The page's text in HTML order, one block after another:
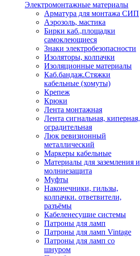
Электромонтажные материалы
Арматура для монтажа СИП
Аэрозоль, мастика
Бирки каб.,площадки
самоклеющиеся
Знаки электробезопасности
Изоляторы, колпачки
Изоляционные материалы
Каб.бандаж.Стяжки
кабельные (хомуты)
Крепеж
Крюки
Лента монтажная
Лента сигнальная, киперная,
оградительная
Люк ревизионный
металлический
Маркеры кабельные
Материалы для заземления и
молниезащита
Муфты
Наконечники, гильзы,
колпачки. ответвители,
разъёмы
Кабеленесущие системы
Патроны для ламп
Патроны для ламп Vintage
Патроны для ламп со
шнуром